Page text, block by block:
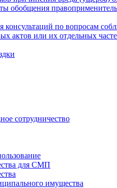
обобщения
консультаций по вопросам
актов или их отдельных
сотрудничество
для СМП
имущества